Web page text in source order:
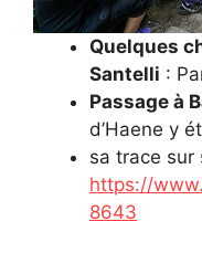
Quelques
Santelli :
Passage à
d’Haene y
sa trace sur
https://
8643